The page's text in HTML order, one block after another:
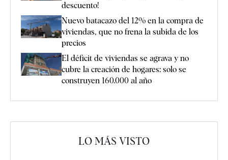
descuento!
Nuevo batacazo del 12% en la compra de
viviendas, que no frena la subida de los
precios
El déficit de viviendas se agrava y no
cubre la creación de hogares: solo se
construyen 160.000 al año
LO MÁS VISTO